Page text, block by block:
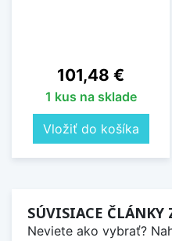
Cena
101,48 €
1 kus na sklade
Vložiť do košíka
SÚVISIACE ČLÁNKY
Neviete ako vybrať?